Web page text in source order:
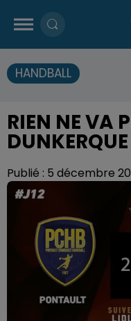
HANDBALL
RIEN NE VA
DUNKERQUE
Publié : 5 décembre